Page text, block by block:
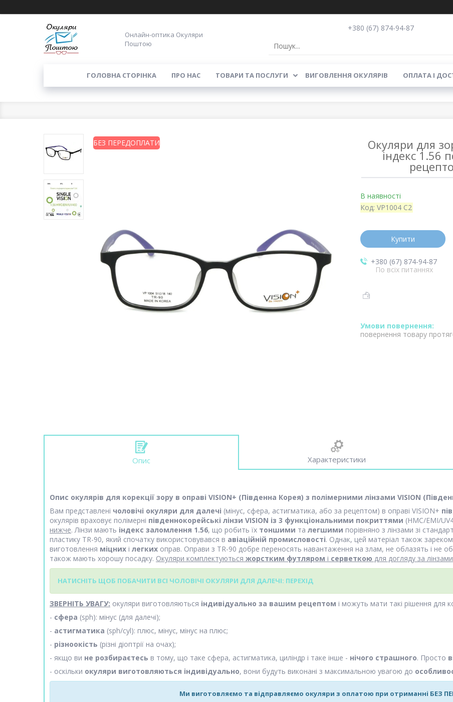
Онлайн-оптика Окуляри
Поштою
+380 (67) 874-94-87
ГОЛОВНА СТОРІНКА ПРО НАС ТОВАРИ ТА ПОСЛУГИ ВИГОВЛЕННЯ ОКУЛЯРІВ ОПЛАТА І
БЕЗ ПЕРЕДОПЛАТИ Окуляри для
індекс 1.56
В наявності
Код: VP1004 C2
Купити
+380 (67) 874-94-87
По всіх питаннях
повернення товару
Опис Характеристики
Опис окулярів для корекції зору в оправі VISION+ (Південна Корея) з полімерними лінзами VISION
Вам представлені чоловічі окуляри для далечі (мінус, сфера, астигматика, або за рецептом) в оправі VISION+
окулярів враховує полімерні південнокорейські лінзи VISION із 3 функціональними покриттями (HMC/EMI/
нижче. Лінзи мають індекс заломлення 1.56, що робить їх тоншими та легшими порівняно з лінзами зі
пластику TR-90, який спочатку використовувався в авіаційній промисловості. Однак, цей матеріал також
виготовлення міцних і легких оправ. Оправи з TR-90 добре переносять навантаження на злам, не облазять і не
також мають хорошу посадку. Окуляри комплектуються жорстким футляром і серветкою для догляду за лінзами
НАТИСНІТЬ ЩОБ ПОБАЧИТИ ВСІ ЧОЛОВІЧІ ОКУЛЯРИ ДЛЯ ДАЛЕЧІ: ПЕРЕХІД
ЗВЕРНІТЬ УВАГУ: окуляри виготовляються індивідуально за вашим рецептом і можуть мати такі рішення для
- сфера (sph): мінус (для далечі);
- астигматика (sph/cyl): плюс, мінус, мінус на плюс;
- різноокість (різні діоптрії на очах);
- якщо ви не розбираєтесь в тому, що таке сфера, астигматика, циліндр і таке інше - нічого страшного. Просто
- оскільки окуляри виготовляються індивідуально, вони будуть виконані з максимальною увагою до
Ми виготовляємо та відправляємо окуляри з оплатою при отриманні БЕЗ